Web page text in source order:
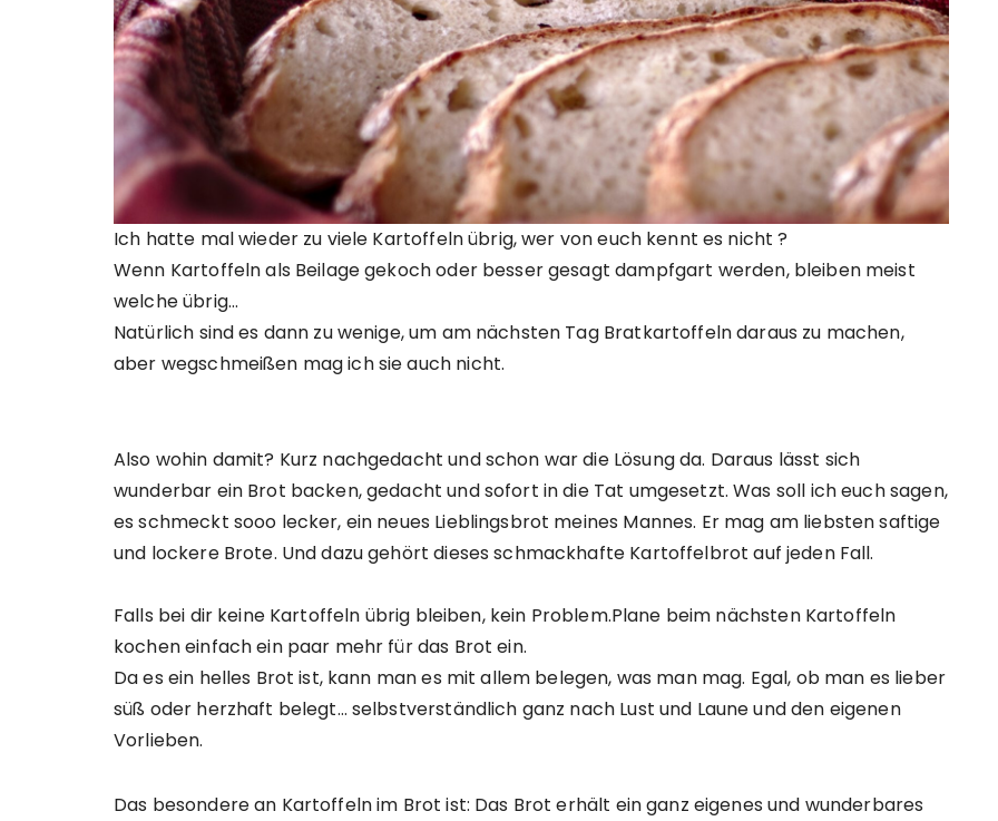
Ich hatte mal wieder zu viele Kartoffeln übrig, wer von euch kennt es nicht ?
Wenn Kartoffeln als Beilage gekoch oder besser gesagt dampfgart werden, bleiben meist
welche übrig…
Natürlich sind es dann zu wenige, um am nächsten Tag Bratkartoffeln daraus zu machen,
aber wegschmeißen mag ich sie auch nicht.
Also wohin damit? Kurz nachgedacht und schon war die Lösung da. Daraus lässt sich
wunderbar ein Brot backen, gedacht und sofort in die Tat umgesetzt. Was soll ich euch sagen,
es schmeckt sooo lecker, ein neues Lieblingsbrot meines Mannes. Er mag am liebsten saftige
und lockere Brote. Und dazu gehört dieses schmackhafte Kartoffelbrot auf jeden Fall.
Falls bei dir keine Kartoffeln übrig bleiben, kein Problem.Plane beim nächsten Kartoffeln
kochen einfach ein paar mehr für das Brot ein.
Da es ein helles Brot ist, kann man es mit allem belegen, was man mag. Egal, ob man es lieber
süß oder herzhaft belegt… selbstverständlich ganz nach Lust und Laune und den eigenen
Vorlieben.
Das besondere an Kartoffeln im Brot ist: Das Brot erhält ein ganz eigenes und wunderbares